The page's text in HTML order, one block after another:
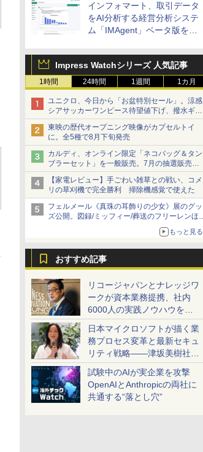
インフォマート、取引データ
をAI分析する経営分析システ
ム「IMAgent」ベータ版を提
Impress Watchシリーズ 人気記事
1時間 24時間 1週間 1カ月
ユニクロ、今日から「お盆特別セール」。涼感
シアサッカーワンピース待望値下げ、撥水ギア
ショーツは1990円に
東映の歴代オープニング映像がカプセルトイ
に。全5種で8月下旬発売
カルディ、オンライン限定「ネコバッグ＆タン
ブラーセット」を一般販売。7月の抽選販売の
当選無効分
【家電レビュー】手ごわい雑草との戦い、コメ
リの草刈機で完全勝利 掃除機感覚で使えた
フェルメール《真珠の耳飾りの少女》展のグッ
ズ公開。図録/ミッフィー/葬送のフリーレンほ
もっと見る
おすすめ記事
リコージャパンとナレッジワ
ークが資本業務提携、社内
6000人の実践ノウハウを生
かした「AI商談記録 for
RICOH」を展開へ
日本マイクロソフトが描く業
務プロセス変革と最新セキュ
リティ戦略――津坂美樹社長
が2027年度戦略を説明
試験中のAIが実企業を攻撃
OpenAIとAnthropicの両社に
共通する“落とし穴”